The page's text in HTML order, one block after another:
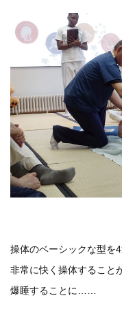
操体のベーシックな型を4
非常に快く操体すること
爆睡することに……